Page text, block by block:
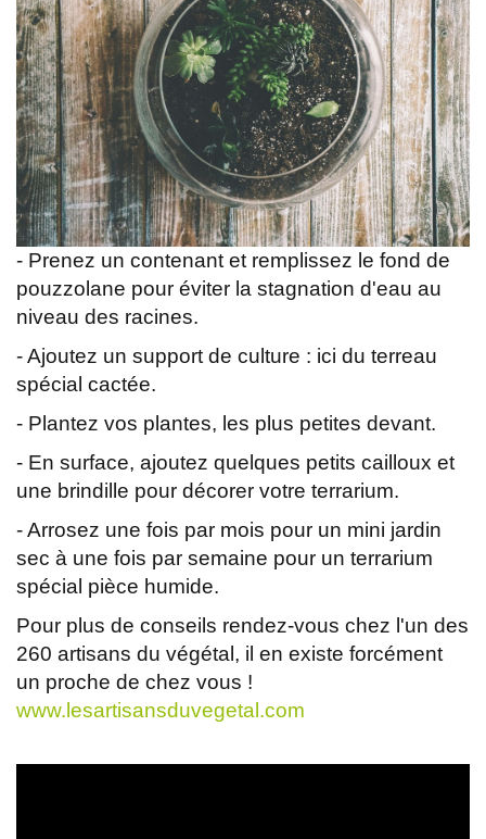
- Prenez un contenant et remplissez le fond de
pouzzolane pour éviter la stagnation d'eau au
niveau des racines.
- Ajoutez un support de culture : ici du terreau
spécial cactée.
- Plantez vos plantes, les plus petites devant.
- En surface, ajoutez quelques petits cailloux et
une brindille pour décorer votre terrarium.
- Arrosez une fois par mois pour un mini jardin
sec à une fois par semaine pour un terrarium
spécial pièce humide.
Pour plus de conseils rendez-vous chez l'un des
260 artisans du végétal, il en existe forcément
un proche de chez vous !
www.lesartisansduvegetal.com